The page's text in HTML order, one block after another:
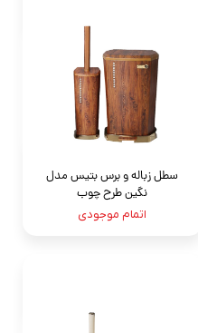
سطل زباله و برس بتیس مدل
نگين طرح چوب
اتمام موجودی